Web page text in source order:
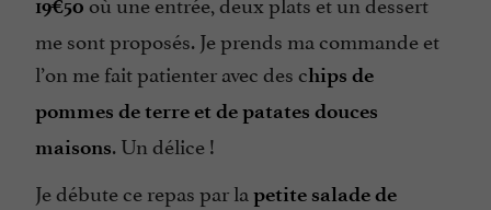
19€50
me sont proposés. Je prends ma commande et
l’on me fait patienter avec des chips de
pommes de terre et de patates douces
maisons. Un délice !
Je débute ce repas par la petite salade de